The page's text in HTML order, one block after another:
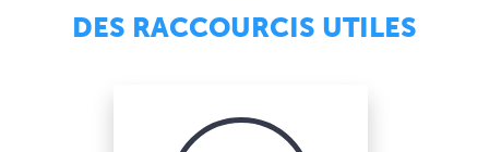
DES RACCOURCIS UTILES